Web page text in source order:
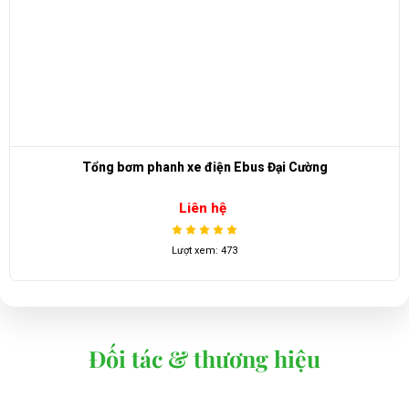
Tổng bơm phanh xe điện Ebus Đại Cường
Liên hệ
Lượt xem: 473
Đối tác & thương hiệu